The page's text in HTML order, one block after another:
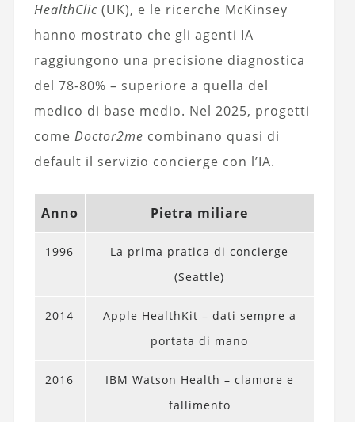
HealthClic(UK), e le ricerche McKinsey
hanno mostrato che gli agenti IA
raggiungono una precisione diagnostica
del 78-80% – superiore a quella del
medico di base medio. Nel 2025, progetti
come Doctor2me combinano quasi di
default il servizio concierge con l’IA.
Anno Pietra miliare
1996
La prima pratica di concierge
(Seattle)
2014
Apple HealthKit – dati sempre a
portata di mano
2016
IBM Watson Health – clamore e
fallimento